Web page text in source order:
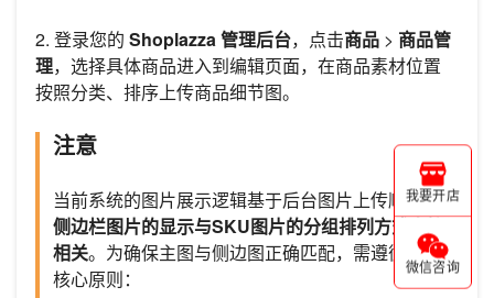
2. 登录您的 Shoplazza 管理后台，点击商品 > 商品管
理，选择具体商品进入到编辑页面，在商品素材位置
按照分类、排序上传商品细节图。
注意
当前系统的图片展示逻辑基于后台图片上传顺序，
侧边栏图片的显示与SKU图片的分组排列方式直接
相关。为确保主图与侧边图正确匹配，需遵循以下
核心原则：
我要开店
微信咨询